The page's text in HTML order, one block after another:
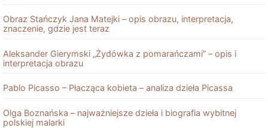
Obraz Stańczyk Jana Matejki – opis obrazu, interpretacja,
znaczenie, gdzie jest teraz
Aleksander Gierymski „Żydówka z pomarańczami” – opis i
interpretacja obrazu
Pablo Picasso – Płacząca kobieta – analiza dzieła Picassa
Olga Boznańska – najważniejsze dzieła i biografia wybitnej
polskiej malarki